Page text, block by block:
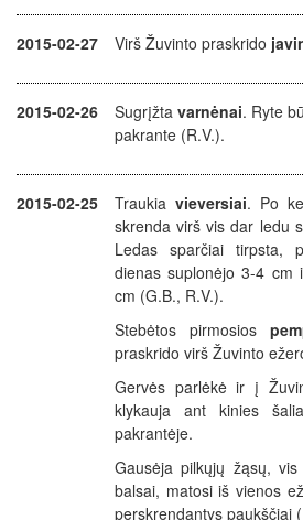
2015-02-27 Virš Žuvinto praskrido
2015-02-26 Sugrįžta varnėnai. Ryte
pakrante (R.V.).
2015-02-25 Traukia vieversiai. Po
skrenda virš vis dar ledu
Ledas sparčiai tirpsta,
dienas suplonėjo 3-4
cm (G.B., R.V.).
Stebėtos pirmosios
praskrido virš Žuvinto
Gervės parlėkė ir į
klykauja ant kinies
pakrantėje.
Gausėja pilkųjų žąsų,
balsai, matosi iš vienos
perskrendantys paukščiai